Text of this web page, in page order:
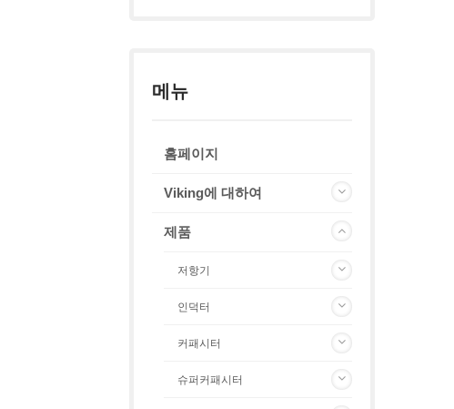
메뉴
홈페이지
Viking에 대하여
제품
저항기
인덕터
커패시터
슈퍼커패시터